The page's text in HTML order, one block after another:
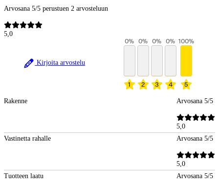
Arvosana 5/5 perustuen 2 arvosteluun
5,0
Kirjoita arvostelu
1
0%
2
0%
3
0%
4
0%
5
100%
Rakenne Arvosana 5/5
5,0
Vastinetta rahalle
Arvosana 5/5
5,0
Tuotteen laatu
Arvosana 5/5